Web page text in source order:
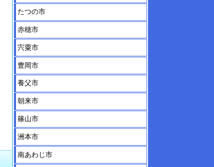
たつの市
赤穂市
宍粟市
豊岡市
養父市
朝来市
篠山市
洲本市
南あわじ市